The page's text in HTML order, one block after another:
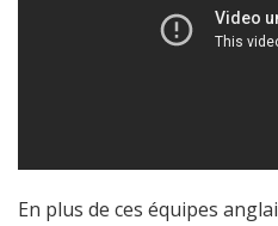
En plus de ces équipes